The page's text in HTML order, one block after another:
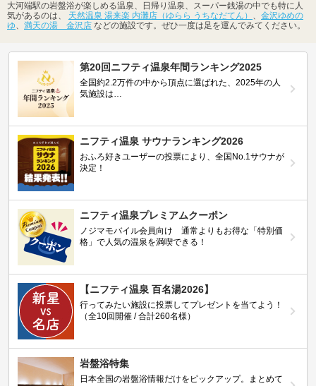
大河端駅の岩盤浴が楽しめる温泉、日帰り温泉、スーパー銭湯の中でも特に人
気があるのは、 天然温泉 湯来楽 内灘店（ゆらら うちなだてん） 、 金沢ゆめの
ゆ、 満天の湯 金沢店 などの施設です。ぜひ一度は足を運んでみてください。
第20回ニフティ温泉年間ランキング2025
全国約2.2万件の中から頂点に選ばれた、2025年の人
気施設は…
ニフティ温泉 サウナランキング2026
おふろ好きユーザーの投票により、全国No.1サウナが
決定！
ニフティ温泉プレミアムクーポン
ノジマモバイル会員向け 通常よりもお得な「特別価
格」で人気の温泉を満喫できる！
【ニフティ温泉 百名湯2026】
行ってみたい施設に投票してプレゼントを当てよう！
（全10回開催 / 合計260名様）
岩盤浴特集
日本全国の岩盤浴情報だけをピックアップ。まとめて